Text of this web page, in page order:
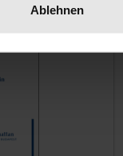
Ablehnen